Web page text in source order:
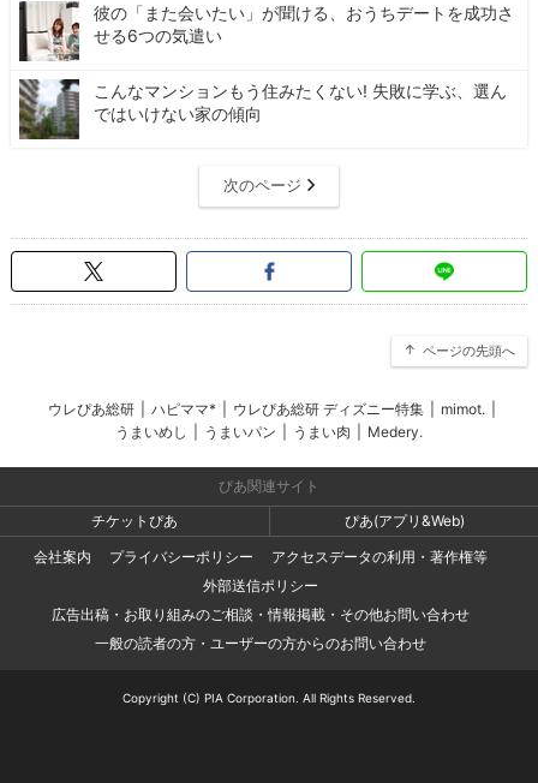
彼の「また会いたい」が聞ける、おうちデートを成功さ
せる6つの気遣い
こんなマンションもう住みたくない! 失敗に学ぶ、選ん
ではいけない家の傾向
次のページ
ページの先頭へ
ウレぴあ総研 ハピママ* ウレぴあ総研 ディズニー特集 mimot.
うまいめし
うまいパン うまい肉 Medery.
ぴあ関連サイト
チケットぴあ
ぴあ(アプリ&Web)
会社案内
プライバシーポリシー
アクセスデータの利用・著作権等
外部送信ポリシー
広告出稿・お取り組みのご相談・情報掲載・その他お問い合わせ
一般の読者の方・ユーザーの方からのお問い合わせ
Copyright (C) PIA Corporation. All Rights Reserved.